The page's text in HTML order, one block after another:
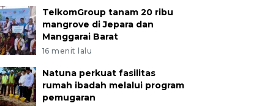
TelkomGroup tanam 20 ribu
mangrove di Jepara dan
Manggarai Barat
16 menit lalu
Natuna perkuat fasilitas
rumah ibadah melalui program
pemugaran